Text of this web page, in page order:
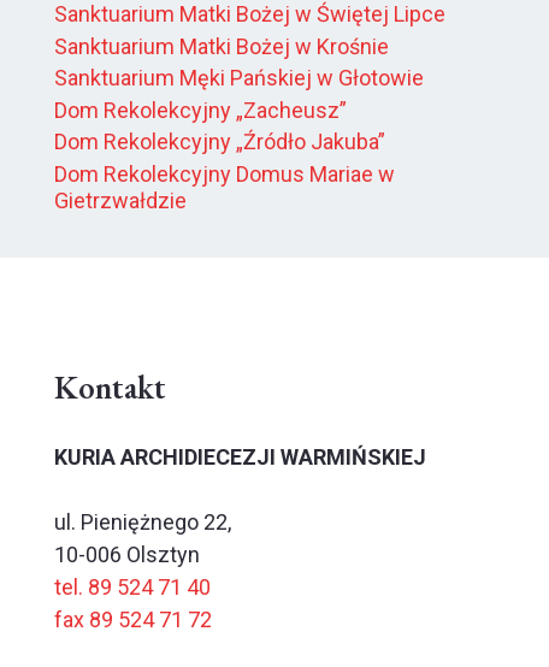
Sanktuarium Matki Bożej w Świętej Lipce
Sanktuarium Matki Bożej w Krośnie
Sanktuarium Męki Pańskiej w Głotowie
Dom Rekolekcyjny „Zacheusz”
Dom Rekolekcyjny „Źródło Jakuba”
Dom Rekolekcyjny Domus Mariae w
Gietrzwałdzie
Kontakt
KURIA ARCHIDIECEZJI WARMIŃSKIEJ
ul. Pieniężnego 22,
10-006 Olsztyn
tel. 89 524 71 40
fax 89 524 71 72